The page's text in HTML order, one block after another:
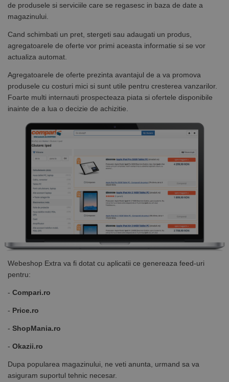
de produsele si serviciile care se regasesc in baza de date a
magazinului.
Cand schimbati un pret, stergeti sau adaugati un produs,
agregatoarele de oferte vor primi aceasta informatie si se vor
actualiza automat.
Agregatoarele de oferte prezinta avantajul de a va promova
produsele cu costuri mici si sunt utile pentru cresterea vanzarilor.
Foarte multi internauti prospecteaza piata si ofertele disponibile
inainte de a lua o decizie de achizitie.
Webeshop Extra va fi dotat cu aplicatii ce genereaza feed-uri
pentru:
- Compari.ro
- Price.ro
- ShopMania.ro
- Okazii.ro
Dupa popularea magazinului, ne veti anunta, urmand sa va
asiguram suportul tehnic necesar.